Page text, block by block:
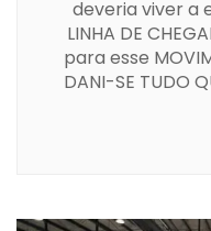
deveria viver a
LINHA DE
para esse
DANI-SE TUDO